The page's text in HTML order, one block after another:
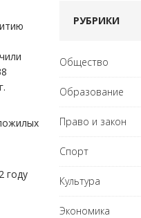
году
РУБРИКИ
Общество
Образование
Право и закон
Спорт
Культура
Экономика